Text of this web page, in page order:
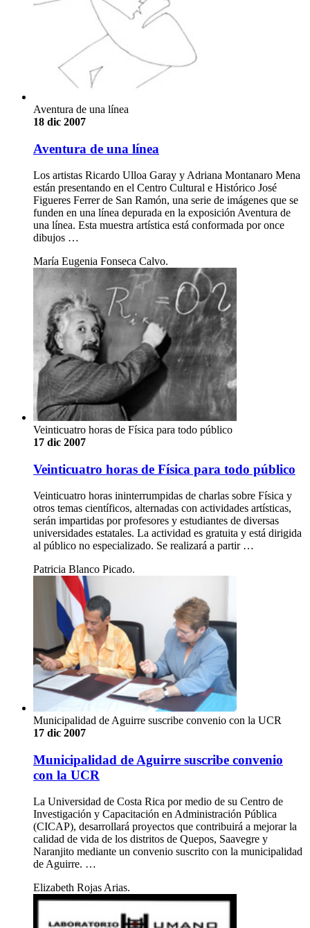
Aventura de una línea
18 dic 2007
Aventura de una línea
Los artistas Ricardo Ulloa Garay y Adriana Montanaro Mena
están presentando en el Centro Cultural e Histórico José
Figueres Ferrer de San Ramón, una serie de imágenes que se
funden en una línea depurada en la exposición Aventura de
una línea. Esta muestra artística está conformada por once
dibujos …
María Eugenia Fonseca Calvo.
Veinticuatro horas de Física para todo público
17 dic 2007
Veinticuatro horas de Física para todo público
Veinticuatro horas ininterrumpidas de charlas sobre Física y
otros temas científicos, alternadas con actividades artísticas,
serán impartidas por profesores y estudiantes de diversas
universidades estatales. La actividad es gratuita y está dirigida
al público no especializado. Se realizará a partir …
Patricia Blanco Picado.
Municipalidad de Aguirre suscribe convenio con la UCR
17 dic 2007
Municipalidad de Aguirre suscribe convenio
con la UCR
La Universidad de Costa Rica por medio de su Centro de
Investigación y Capacitación en Administración Pública
(CICAP), desarrollará proyectos que contribuirá a mejorar la
calidad de vida de los distritos de Quepos, Saavegre y
Naranjito mediante un convenio suscrito con la municipalidad
de Aguirre. …
Elizabeth Rojas Arias.